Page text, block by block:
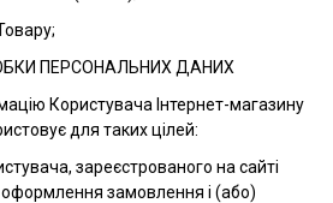
ПЕРСОНАЛЬНИХ ДАНИХ
Користувача Інтернет-магазину
для таких цілей:
зареєстрованого на сайті
оформлення замовлення і (або)